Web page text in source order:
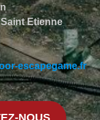
Etienne
escapegame.fr